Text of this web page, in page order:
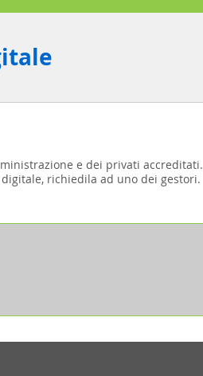
e dei privati accreditati.
richiedila ad uno dei gestori.